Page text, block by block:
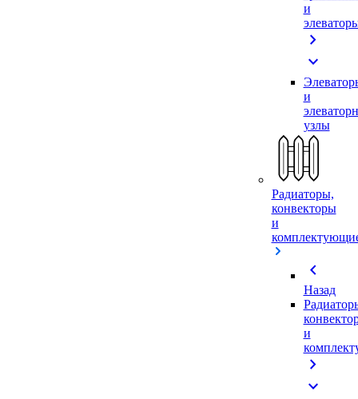
и
chevron_right
expand_more
и
узлы
Радиаторы,
конвекторы
и
chevron_left
Назад
и
chevron_right
expand_more